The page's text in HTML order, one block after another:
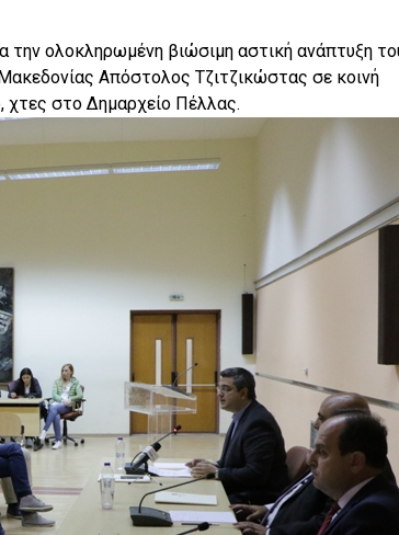
την ολοκληρωμένη βιώσιμη αστική ανάπτυξη
Απόστολος Τζιτζικώστας σε κοινή
χτες στο Δημαρχείο Πέλλας.